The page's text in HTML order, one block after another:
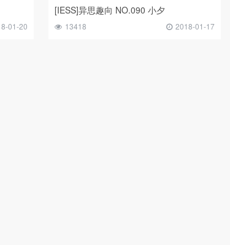
01-20
[IESS]异思趣向 NO.090 小夕
13418 2018-01-17